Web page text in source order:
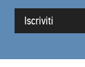
Iscriviti